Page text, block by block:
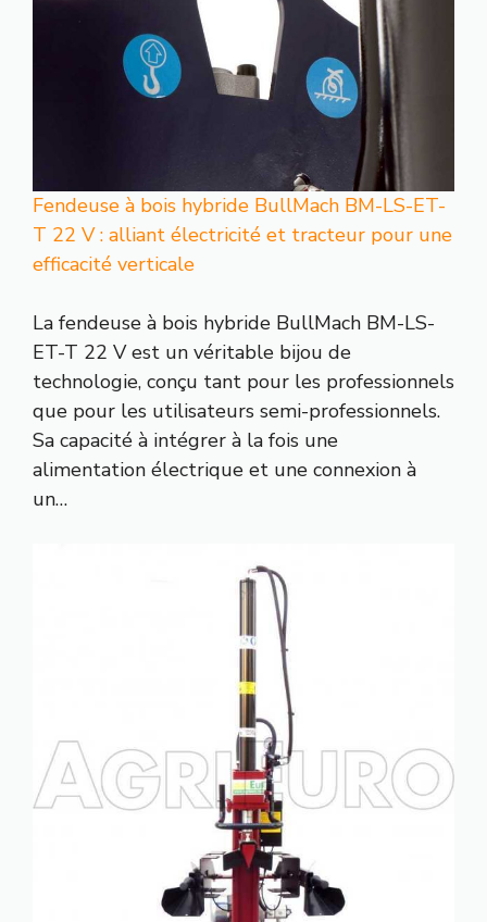
Fendeuse à bois hybride BullMach BM-LS-ET-
T 22 V : alliant électricité et tracteur pour une
efficacité verticale
La fendeuse à bois hybride BullMach BM-LS-
ET-T 22 V est un véritable bijou de
technologie, conçu tant pour les professionnels
que pour les utilisateurs semi-professionnels.
Sa capacité à intégrer à la fois une
alimentation électrique et une connexion à
un…